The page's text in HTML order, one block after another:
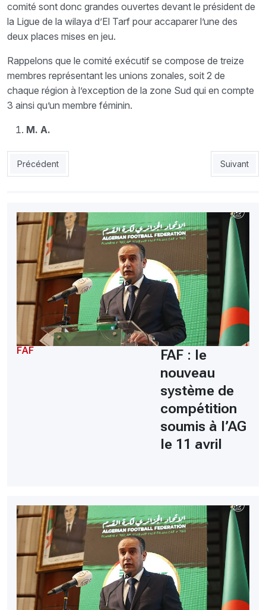
comité sont donc grandes ouvertes devant le président de
la Ligue de la wilaya d’El Tarf pour accaparer l’une des
deux places mises en jeu.
Rappelons que le comité exécutif se compose de treize
membres représentant les unions zonales, soit 2 de
chaque région à l’exception de la zone Sud qui en compte
3 ainsi qu’un membre féminin.
M. A.
Article précédent : AGO de la FAF : Zetchi face à ses opposants
Précédent Article
Suivant
FAF
FAF : le
nouveau
système de
compétition
soumis à l’AG
le 11 avril